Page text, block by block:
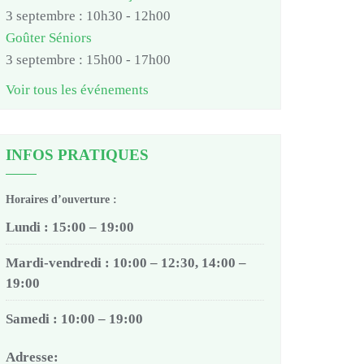
3 septembre : 10h30 - 12h00
Goûter Séniors
3 septembre : 15h00 - 17h00
Voir tous les événements
INFOS PRATIQUES
Horaires d’ouverture :
Lundi : 15:00 – 19:00
Mardi-vendredi : 10:00 – 12:30, 14:00 –
19:00
Samedi : 10:00 – 19:00
Adresse: